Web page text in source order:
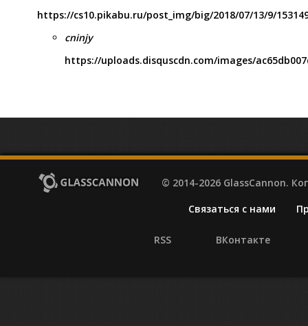
https://cs10.pikabu.ru/post_img/big/2018/07/13/9/
cninjy
https://uploads.disquscdn.com/images/
© 2014-2026 GlassCannon.
Связаться с нами
RSS ВКонтакте